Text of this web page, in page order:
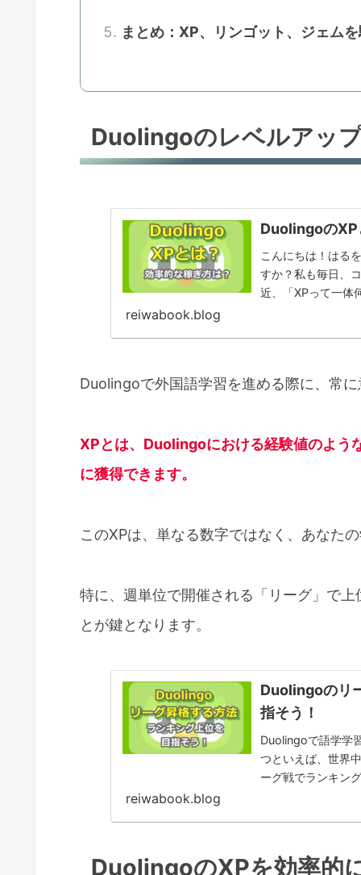
まとめ：XP、リンゴット、ジェム
Duolingoのレベルアッ
DuolingoのXP
こんにちは！はる
すか？私も毎日、
近、「XPって一体
reiwabook.blog
Duolingoで外国語学習を進める際に、常
XPとは、Duolingoにおける経験値のよう
に獲得できます。
このXPは、単なる数字ではなく、あなた
特に、週単位で開催される「リーグ」で
とが鍵となります。
Duolingoのリ
指そう！
Duolingoで語学学
つといえば、世界
ーグ戦でランキン
reiwabook.blog
DuolingoのXPを効率的